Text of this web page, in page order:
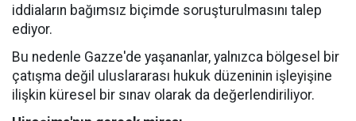
iddiaların bağımsız biçimde soruşturulmasını talep
ediyor.
Bu nedenle Gazze'de yaşananlar, yalnızca bölgesel bir
çatışma değil uluslararası hukuk düzeninin işleyişine
ilişkin küresel bir sınav olarak da değerlendiriliyor.